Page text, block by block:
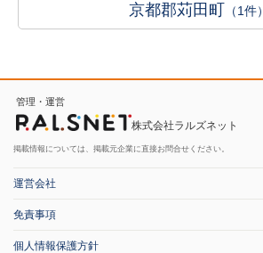
京都郡苅田町 （1件）
管理・運営
株式会社ラルズネット
掲載情報については、掲載元企業に直接お問合せください。
運営会社
免責事項
個人情報保護方針